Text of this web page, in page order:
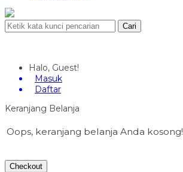
Cari
Halo, Guest!
Masuk
Daftar
Keranjang Belanja
Oops, keranjang belanja Anda kosong!
Checkout